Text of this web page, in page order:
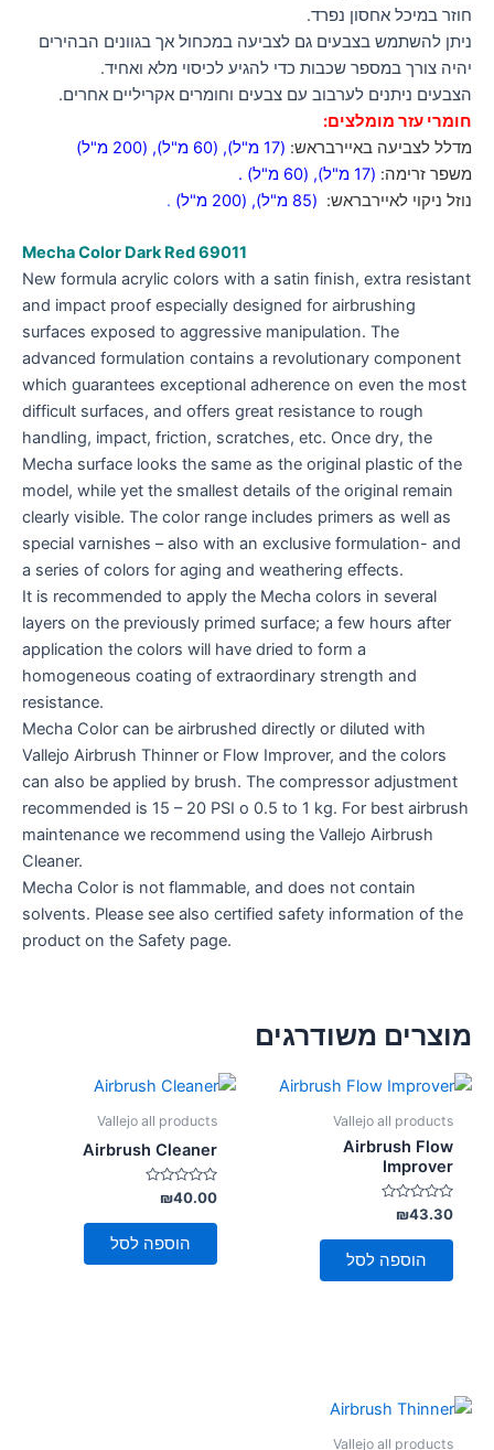
חוזר במיכל אחסון נפרד.
ניתן להשתמש בצבעים גם לצביעה במכחול אך בגוונים הבהירים
יהיה צורך במספר שכבות כדי להגיע לכיסוי מלא ואחיד.
הצבעים ניתנים לערבוב עם צבעים וחומרים אקריליים אחרים.
חומרי עזר מומלצים:
מדלל לצביעה באיירבראש: (17 מ"ל) , (60 מ"ל) , (200 מ"ל)
משפר זרימה: (17 מ"ל) , (60 מ"ל)
.
נוזל ניקוי לאיירבראש: (85 מ"ל) , (200 מ"ל) .
Mecha Color Dark Red69011
New formula acrylic colors with a satin finish, extra resistant
and impact proof especially designed for airbrushing
surfaces exposed to aggressive manipulation. The
advanced formulation contains a revolutionary component
which guarantees exceptional adherence on even the most
difficult surfaces, and offers great resistance to rough
handling, impact, friction, scratches, etc. Once dry, the
Mecha surface looks the same as the original plastic of the
model, while yet the smallest details of the original remain
clearly visible. The color range includes primers as well as
special varnishes – also with an exclusive formulation- and
a series of colors for aging and weathering effects.
It is recommended to apply the Mecha colors in several
layers on the previously primed surface; a few hours after
application the colors will have dried to form a
homogeneous coating of extraordinary strength and
resistance.
Mecha Color can be airbrushed directly or diluted with
Vallejo Airbrush Thinner or Flow Improver, and the colors
can also be applied by brush. The compressor adjustment
recommended is 15 – 20 PSI o 0.5 to 1 kg. For best airbrush
maintenance we recommend using the Vallejo Airbrush
Cleaner.
Mecha Color is not flammable, and does not contain
solvents. Please see also certified safety information of the
product on the Safety page.
מוצרים משודרגים
Vallejo all products
Airbrush Flow
Improver
דורג
0
מתוך
₪43.30
הוספה לסל
Vallejo all products
Airbrush Cleaner
דורג
0
מתוך
₪40.00
הוספה לסל
Vallejo all products